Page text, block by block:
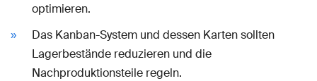
optimieren.
Das Kanban-System und dessen Karten sollten
Lagerbestände reduzieren und die
Nachproduktionsteile regeln.